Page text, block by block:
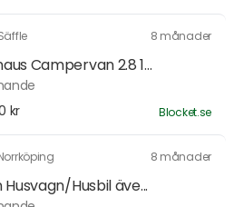
8 månader
Campervan 2.8 1...
kr
Blocket.se
8 månader
Husvagn/Husbil äve...